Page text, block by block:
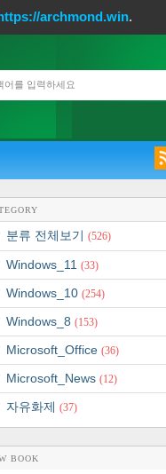
archmond.win.
분류 전체보기 (526)
Windows_11 (33)
Windows_10 (254)
Windows_8 (153)
Microsoft_Office (36)
Microsoft_News (12)
자유화제 (37)
BOOK